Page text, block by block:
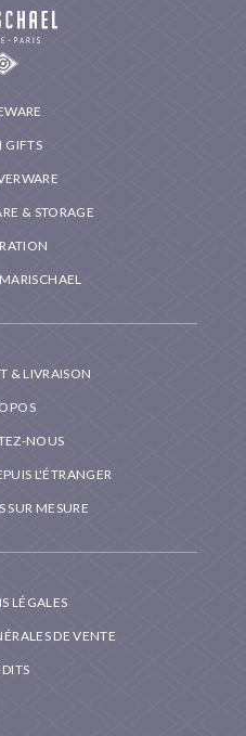
GIFTS
& STORAGE
& LIVRAISON
NOUS
L'ÉTRANGER
SUR MESURE
LÉGALES
DE VENTE